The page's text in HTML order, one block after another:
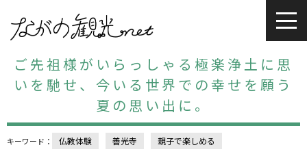
ご先祖様がいらっしゃる極楽浄土に思
いを馳せ、今いる世界での幸せを願う
夏の思い出に。
キーワード： 仏教体験 善光寺 親子で楽しめる